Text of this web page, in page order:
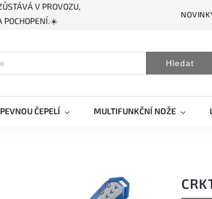
V PROVOZU,
POCHOPENÍ.☀️
Hledat
ČEPELÍ MULTIFUNKČNÍ NOŽE